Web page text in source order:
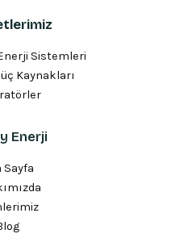
Sistemleri
Kaynakları
Enerji
Sayfa